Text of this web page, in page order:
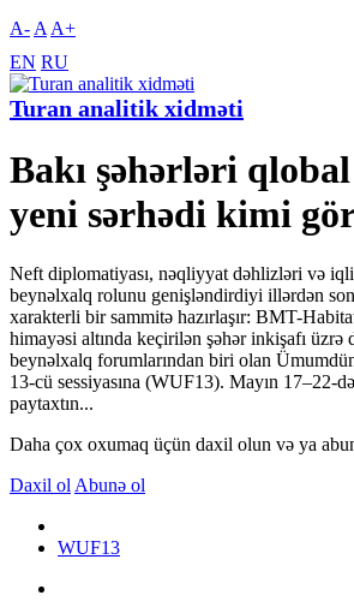
A- A A+
EN RU
Turan analitik xidməti
Bakı şəhərləri
yeni sərhədi kimi
Neft diplomatiyası, nəqliyyat dəhlizləri və
beynəlxalq rolunu genişləndirdiyi illərdən
xarakterli bir sammitə hazırlaşır: BMT-
himayəsi altında keçirilən şəhər inkişafı üzrə
beynəlxalq forumlarından biri olan
13-cü sessiyasına (WUF13). Mayın 17–22-
paytaxtın...
Daha çox oxumaq üçün daxil olun və ya
Daxil ol Abunə ol
WUF13